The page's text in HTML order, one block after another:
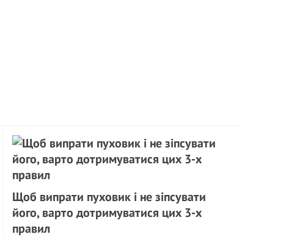
Щоб випрати пуховик і не зіпсувати
його, варто дотримуватися цих 3-х
правил